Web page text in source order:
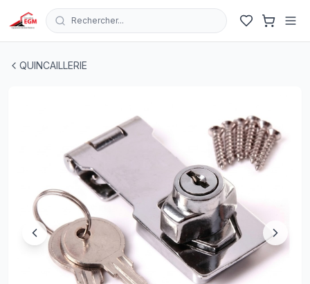
Rechercher...
QUINCAILLERIE